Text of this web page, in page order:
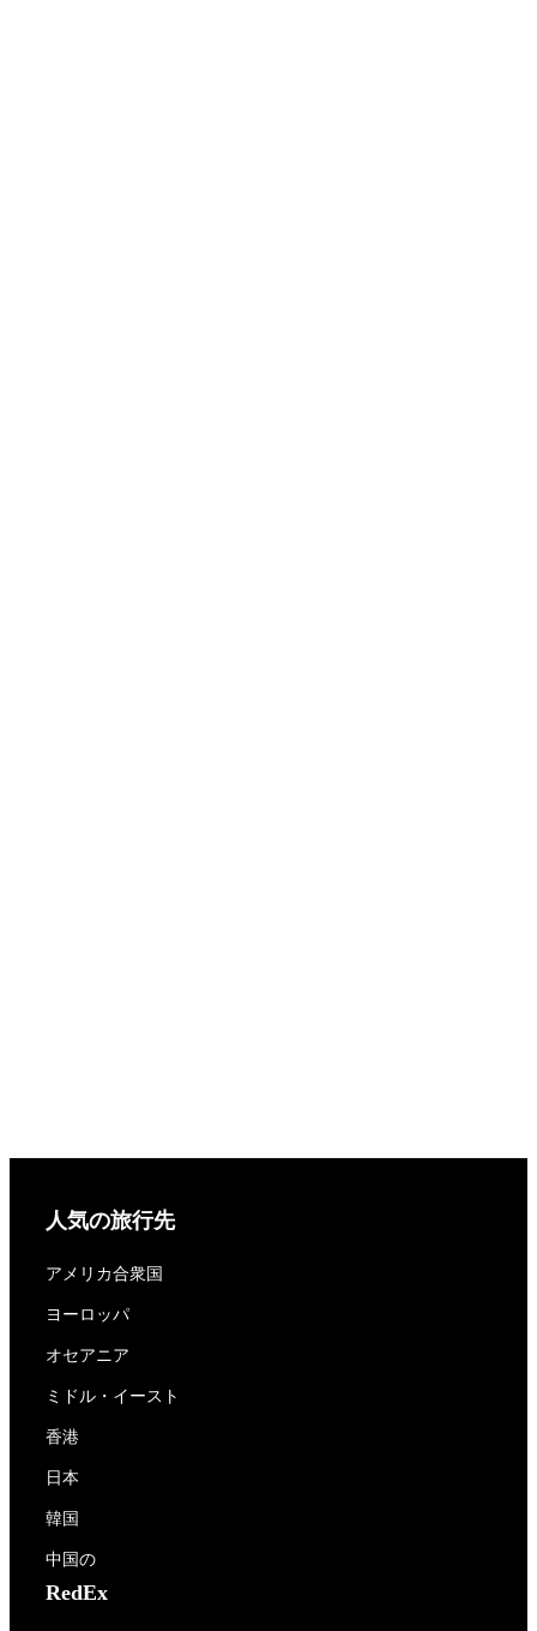
人気の旅行先
アメリカ合衆国
ヨーロッパ
オセアニア
ミドル・イースト
香港
日本
韓国
中国の
RedEx